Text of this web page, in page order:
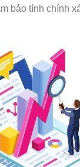
bảo tính chính